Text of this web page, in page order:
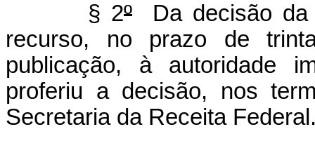
§ 2º Da decisão da
recurso, no prazo de
publicação, à autoridade
proferiu a decisão, nos
Secretaria da Receita